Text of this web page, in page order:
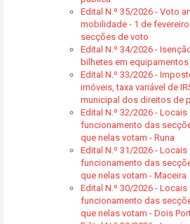
Edital N.º 35/2026 - Voto
mobilidade - 1 de
secções de voto
Edital N.º 34/2026 -
bilhetes em
Edital N.º 33/2026 -
imóveis, taxa variável de
municipal dos direitos de
Edital N.º 32/2026 -
funcionamento das
que nelas votam - Runa
Edital N.º 31/2026 -
funcionamento das
que nelas votam - Maceira
Edital N.º 30/2026 -
funcionamento das
que nelas votam - Dois